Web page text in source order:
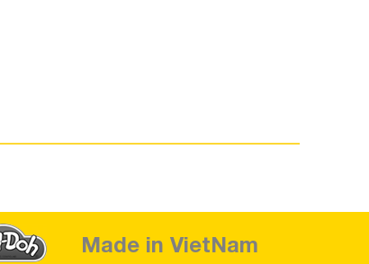
Made in VietNam